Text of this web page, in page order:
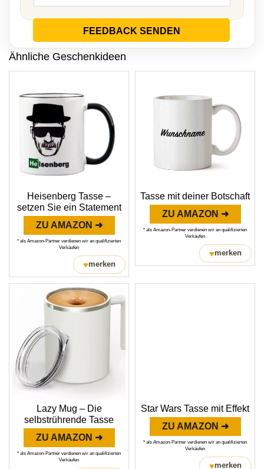
FEEDBACK SENDEN
Ähnliche Geschenkideen
Heisenberg Tasse –
setzen Sie ein Statement
ZU AMAZON ➜
* als Amazon-Partner verdienen wir an qualifizierten
Verkäufen
♥merken
Tasse mit deiner Botschaft
ZU AMAZON ➜
* als Amazon-Partner verdienen wir an qualifizierten
Verkäufen
♥merken
Lazy Mug – Die
selbstrührende Tasse
ZU AMAZON ➜
* als Amazon-Partner verdienen wir an qualifizierten
Verkäufen
Star Wars Tasse mit Effekt
ZU AMAZON ➜
* als Amazon-Partner verdienen wir an qualifizierten
Verkäufen
♥merken